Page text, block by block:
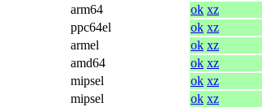
arm64 ok xz
ppc64el ok xz
armel ok xz
amd64 ok xz
mipsel ok xz
mipsel ok xz